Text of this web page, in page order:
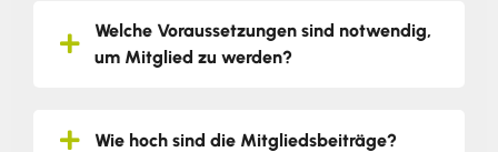
Welche Voraussetzungen sind notwendig,
um Mitglied zu werden?
Wie hoch sind die Mitgliedsbeiträge?